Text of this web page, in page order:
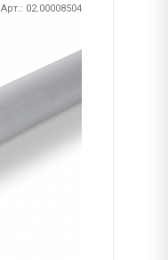
Арт.: 02.00008504